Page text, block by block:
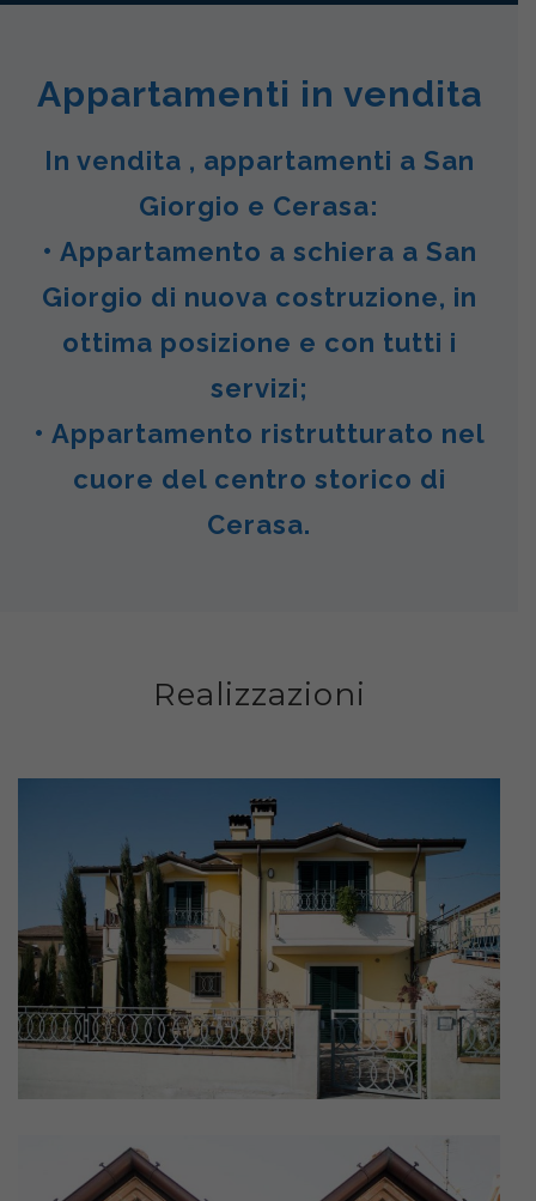
Appartamenti in vendita
In vendita , appartamenti a San
Giorgio e Cerasa:
• Appartamento a schiera a San
Giorgio di nuova costruzione, in
ottima posizione e con tutti i
servizi;
• Appartamento ristrutturato nel
cuore del centro storico di
Cerasa.
Realizzazioni